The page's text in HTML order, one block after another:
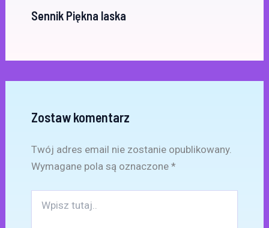
Sennik Piękna laska
Zostaw komentarz
Twój adres email nie zostanie opublikowany.
Wymagane pola są oznaczone *
tutaj..